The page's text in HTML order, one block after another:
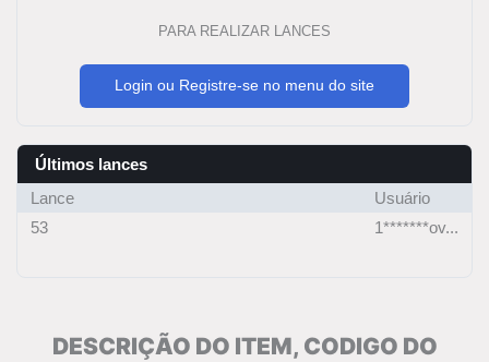
PARA REALIZAR LANCES
Login ou Registre-se no menu do site
Últimos lances
Lance
Usuário
53
1*******ov...
DESCRIÇÃO DO ITEM, CODIGO DO